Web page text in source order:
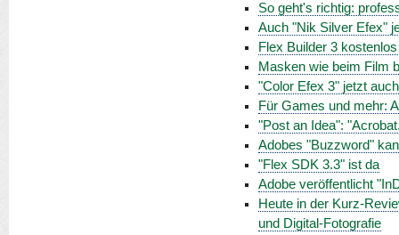
So geht's richtig:
Auch "Nik Silver Efex"
Flex Builder 3
Masken wie beim Film
"Color Efex 3" jetzt
Für Games und mehr:
"Post an Idea":
Adobes "Buzzword"
"Flex SDK 3.3" ist da
Adobe veröffentlicht
Heute in der Kurz-
und Digital-Fotografie